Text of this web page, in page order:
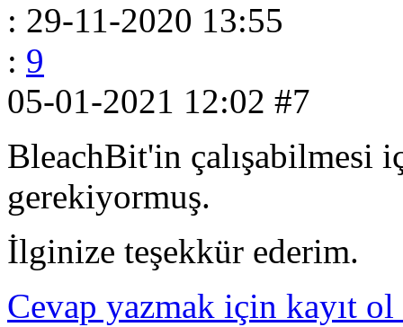
: 29-11-2020 13:55
: 9
05-01-2021 12:02 #7
BleachBit'in çalışabilmesi
gerekiyormuş.
İlginize teşekkür ederim.
Cevap yazmak için kayıt